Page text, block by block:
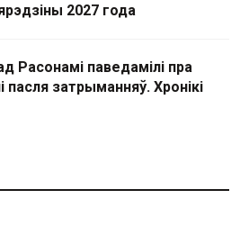
2027 года
Расонамі паведамілі пра
пасля затрыманняў. Хронікі